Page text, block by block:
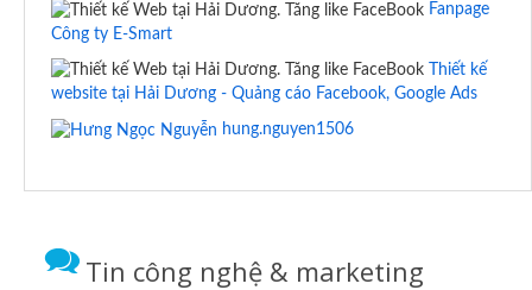
Fanpage
Công ty E-Smart
Thiết kế
website tại Hải Dương - Quảng cáo Facebook, Google Ads
hung.nguyen1506
Tin công nghệ & marketing